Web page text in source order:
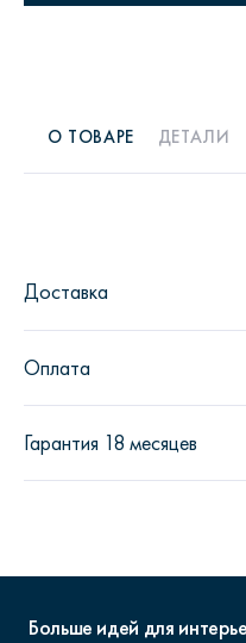
О ТОВАРЕ ДЕТАЛИ
Доставка
Оплата
Гарантия 18 месяцев
Больше идей для